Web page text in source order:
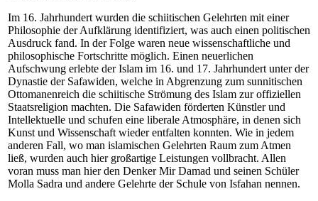
Im 16. Jahrhundert wurden die schiitischen Gelehrten mit einer
Philosophie der Aufklärung identifiziert, was auch einen politischen
Ausdruck fand. In der Folge waren neue wissenschaftliche und
philosophische Fortschritte möglich. Einen neuerlichen
Aufschwung erlebte der Islam im 16. und 17. Jahrhundert unter der
Dynastie der Safawiden, welche in Abgrenzung zum sunnitischen
Ottomanenreich die schiitische Strömung des Islam zur offiziellen
Staatsreligion machten. Die Safawiden förderten Künstler und
Intellektuelle und schufen eine liberale Atmosphäre, in denen sich
Kunst und Wissenschaft wieder entfalten konnten. Wie in jedem
anderen Fall, wo man islamischen Gelehrten Raum zum Atmen
ließ, wurden auch hier großartige Leistungen vollbracht. Allen
voran muss man hier den Denker Mir Damad und seinen Schüler
Molla Sadra und andere Gelehrte der Schule von Isfahan nennen.